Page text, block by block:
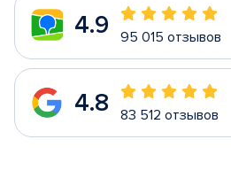
4.9 95 015 отзывов
4.8 83 512 отзывов